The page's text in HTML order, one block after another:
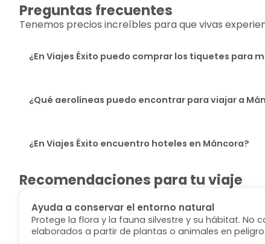
Preguntas frecuentes
Tenemos precios increíbles para que vivas
¿En Viajes Éxito puedo comprar los tiquetes para
¿Qué aerolíneas puedo encontrar para viajar a
¿En Viajes Éxito encuentro hoteles en Máncora?
Recomendaciones para tu viaje
Ayuda a conservar el entorno natural
Protege la flora y la fauna silvestre y su hábitat. No
elaborados a partir de plantas o animales en peligro.